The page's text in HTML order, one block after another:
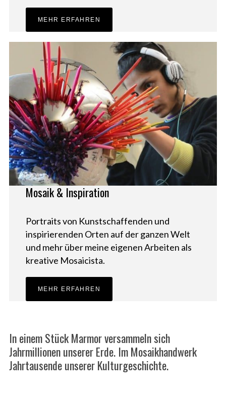
MEHR ERFAHREN
Mosaik & Inspiration
Portraits von Kunstschaffenden und
inspirierenden Orten auf der ganzen Welt
und mehr über meine eigenen Arbeiten als
kreative Mosaicista.
MEHR ERFAHREN
In einem Stück Marmor versammeln sich
Jahrmillionen unserer Erde. Im Mosaikhandwerk
Jahrtausende unserer Kulturgeschichte.